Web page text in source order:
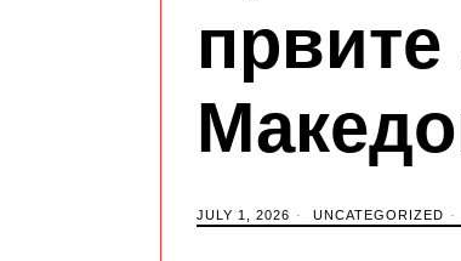
JULY 1, 2026 UNCATEGORIZED